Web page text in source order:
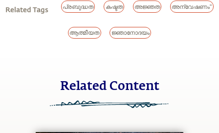
Related Tags പ്രബുദ്ധത കഷ്ടത അജ്ഞത അന്വേഷണം"
ആത്മീയത ജ്ഞാനോദയം
Related Content